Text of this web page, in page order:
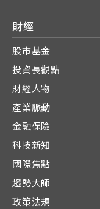
財經
股市基金
投資長觀點
財經人物
產業脈動
金融保險
科技新知
國際焦點
趨勢大師
政策法規